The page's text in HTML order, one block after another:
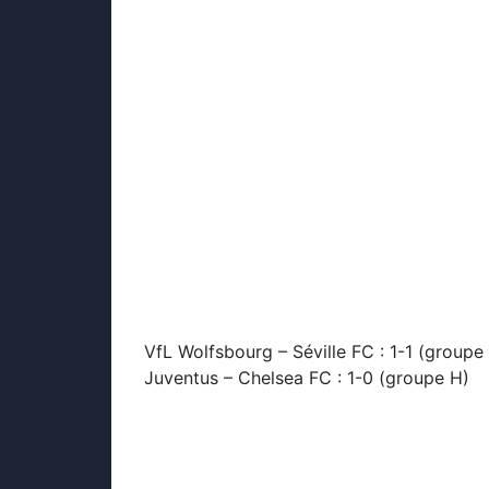
VfL Wolfsbourg – Séville FC : 1-1 (groupe
Juventus – Chelsea FC : 1-0 (groupe H)